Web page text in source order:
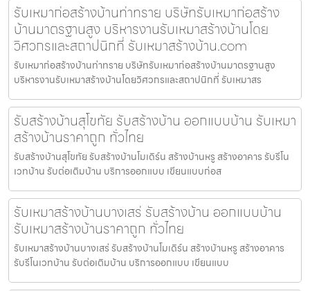
รับเหมาก่อสร้างบ้านท่าทราย บริษัทรับเหมาก่อสร้าง
บ้านมาตรฐานสูง บริหารงานรับเหมาสร้างบ้านโดย
วิศวกรและสถาปนิกที่ รับเหมาสร้างบ้าน.com
รับเหมาก่อสร้างบ้านท่าทราย บริษัทรับเหมาก่อสร้างบ้านมาตรฐานสูง
บริหารงานรับเหมาสร้างบ้านโดยวิศวกรและสถาปนิกที่ รับเหมาสร
รับสร้างบ้านสุโขทัย รับสร้างบ้าน ออกแบบบ้าน รับเหมา
สร้างบ้านราคาถูก ทั่วไทย
รับสร้างบ้านสุโขทัย รับสร้างบ้านโมเดิร์น สร้างบ้านหรู สร้างอาคาร รับรีโน
เวทบ้าน รับต่อเติมบ้าน บริการออกแบบ เขียนแบบก่อส
รับเหมาสร้างบ้านบางเสร่ รับสร้างบ้าน ออกแบบบ้าน
รับเหมาสร้างบ้านราคาถูก ทั่วไทย
รับเหมาสร้างบ้านบางเสร่ รับสร้างบ้านโมเดิร์น สร้างบ้านหรู สร้างอาคาร
รับรีโนเวทบ้าน รับต่อเติมบ้าน บริการออกแบบ เขียนแบบ